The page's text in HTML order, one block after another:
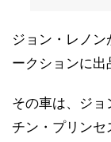
ジョン・レノ
ークションに出
その車は、ジ
チン・プリン